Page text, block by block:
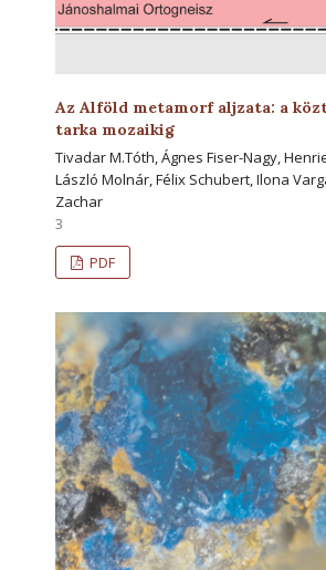
Az Alföld metamorf aljzata: a
tarka mozaikig
Tivadar M.Tóth, Ágnes Fiser-Nagy,
László Molnár, Félix Schubert, Ilona
Zachar
3
PDF